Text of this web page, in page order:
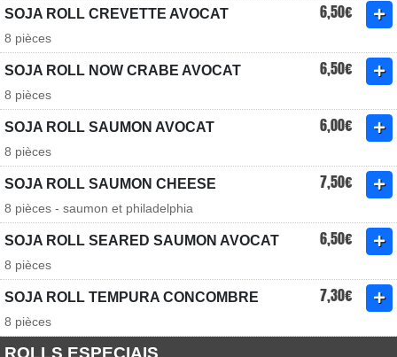
SOJA ROLL CREVETTE AVOCAT 6,50€
8 pièces
SOJA ROLL NOW CRABE AVOCAT 6,50€
8 pièces
SOJA ROLL SAUMON AVOCAT 6,00€
8 pièces
SOJA ROLL SAUMON CHEESE 7,50€
8 pièces - saumon et philadelphia
SOJA ROLL SEARED SAUMON AVOCAT 6,50€
8 pièces
SOJA ROLL TEMPURA CONCOMBRE 7,30€
8 pièces
ROLLS ESPECIAIS